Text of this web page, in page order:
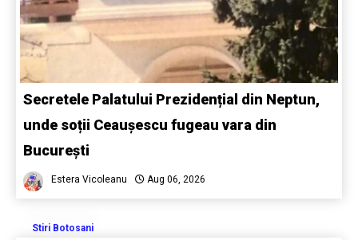
Secretele Palatului Prezidențial din Neptun,
unde soții Ceaușescu fugeau vara din
București
Estera Vicoleanu Aug 06, 2026
Stiri Botosani